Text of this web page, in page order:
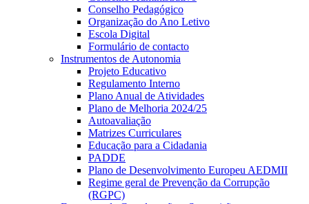
Conselho Pedagógico
Organização do Ano Letivo
Escola Digital
Formulário de contacto
Instrumentos de Autonomia
Projeto Educativo
Regulamento Interno
Plano Anual de Atividades
Plano de Melhoria 2024/25
Autoavaliação
Matrizes Curriculares
Educação para a Cidadania
PADDE
Plano de Desenvolvimento Europeu AEDMII
Regime geral de Prevenção da Corrupção
(RGPC)